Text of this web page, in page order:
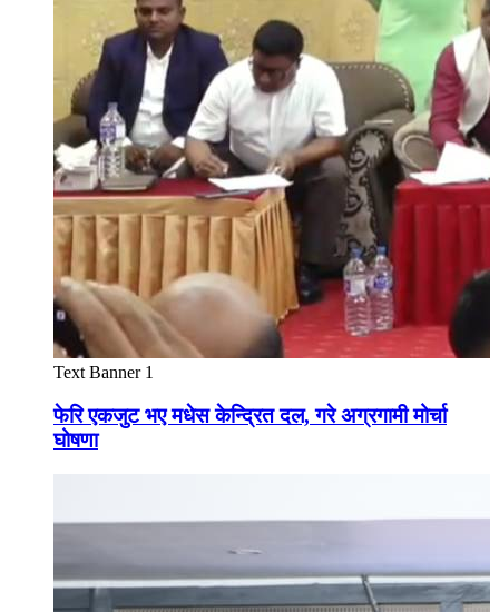
Text Banner 1
फेरि एकजुट भए मधेस केन्द्रित दल, गरे अग्रगामी मोर्चा
घोषणा